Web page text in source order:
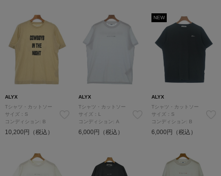
ALYX
Tシャツ・カットソー
サイズ：S
コンディション: B
10,200円（税込）
ALYX
Tシャツ・カットソー
サイズ：L
コンディション: A
6,000円（税込）
NEW
ALYX
Tシャツ・カットソー
サイズ：S
コンディション: B
6,000円（税込）